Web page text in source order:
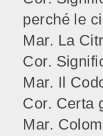
perché le
Mar. La
Cor.
Mar. Il
Cor. Certa
Mar.